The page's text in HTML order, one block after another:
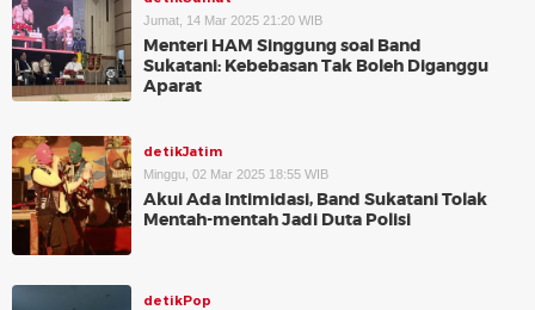
Jumat, 14 Mar 2025 21:20 WIB
Menteri HAM Singgung soal Band
Sukatani: Kebebasan Tak Boleh Diganggu
Aparat
detikJatim
Minggu, 02 Mar 2025 18:55 WIB
Akui Ada Intimidasi, Band Sukatani Tolak
Mentah-mentah Jadi Duta Polisi
detikPop